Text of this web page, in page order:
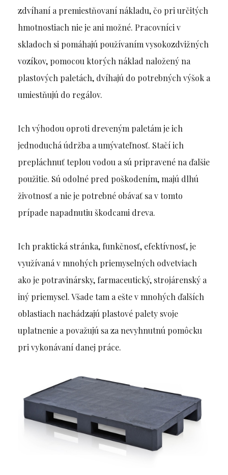
zdvíhaní a premiestňovaní nákladu, čo pri určitých
hmotnostiach nie je ani možné. Pracovníci v
skladoch si pomáhajú používaním vysokozdvižných
vozíkov, pomocou ktorých náklad naložený na
plastových paletách, dvíhajú do potrebných výšok a
umiestňujú do regálov.
Ich výhodou oproti dreveným paletám je ich
jednoduchá údržba a umývateľnosť. Stačí ich
prepláchnuť teplou vodou a sú pripravené na ďalšie
použitie. Sú odolné pred poškodením, majú dlhú
životnosť a nie je potrebné obávať sa v tomto
prípade napadnutiu škodcami dreva.
Ich praktická stránka, funkčnosť, efektívnosť, je
využívaná v mnohých priemyselných odvetviach
ako je potravinársky, farmaceutický, strojárenský a
iný priemysel. Všade tam a ešte v mnohých ďalších
oblastiach nachádzajú plastové palety svoje
uplatnenie a považujú sa za nevyhnutnú pomôcku
pri vykonávaní danej práce.